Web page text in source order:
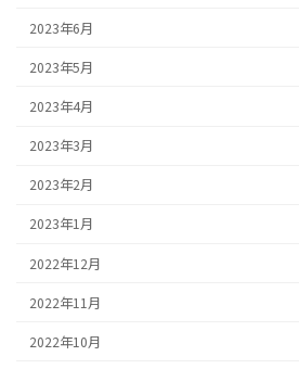
2023年6月
2023年5月
2023年4月
2023年3月
2023年2月
2023年1月
2022年12月
2022年11月
2022年10月